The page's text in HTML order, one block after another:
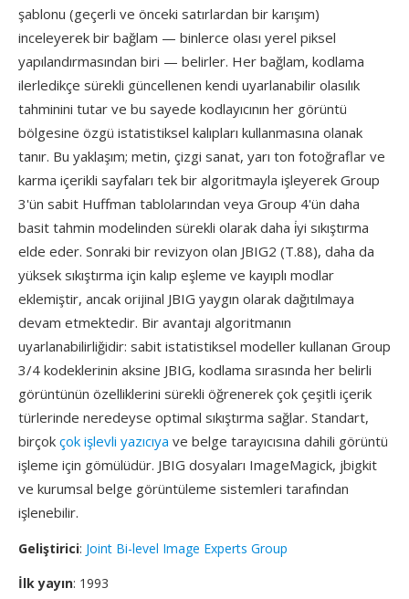
şablonu (geçerli ve önceki satırlardan bir karışım)
inceleyerek bir bağlam — binlerce olası yerel piksel
yapılandırmasından biri — belirler. Her bağlam, kodlama
ilerledikçe sürekli güncellenen kendi uyarlanabilir olasılık
tahminini tutar ve bu sayede kodlayıcının her görüntü
bölgesine özgü istatistiksel kalıpları kullanmasına olanak
tanır. Bu yaklaşım; metin, çizgi sanat, yarı ton fotoğraflar ve
karma içerikli sayfaları tek bir algoritmayla işleyerek Group
3'ün sabit Huffman tablolarından veya Group 4'ün daha
basit tahmin modelinden sürekli olarak daha i̇yi sıkıştırma
elde eder. Sonraki bir revizyon olan JBIG2 (T.88), daha da
yüksek sıkıştırma için kalıp eşleme ve kayıplı modlar
eklemiştir, ancak orijinal JBIG yaygın olarak dağıtılmaya
devam etmektedir. Bir avantajı algoritmanın
uyarlanabilirliğidir: sabit istatistiksel modeller kullanan Group
3/4 kodeklerinin aksine JBIG, kodlama sırasında her belirli
görüntünün özelliklerini sürekli öğrenerek çok çeşitli içerik
türlerinde neredeyse optimal sıkıştırma sağlar. Standart,
birçok çok işlevli yazıcıya ve belge tarayıcısına dahili görüntü
işleme için gömülüdür. JBIG dosyaları ImageMagick, jbigkit
ve kurumsal belge görüntüleme sistemleri tarafından
işlenebilir.
Geliştirici: Joint Bi-level Image Experts Group
İlk yayın: 1993